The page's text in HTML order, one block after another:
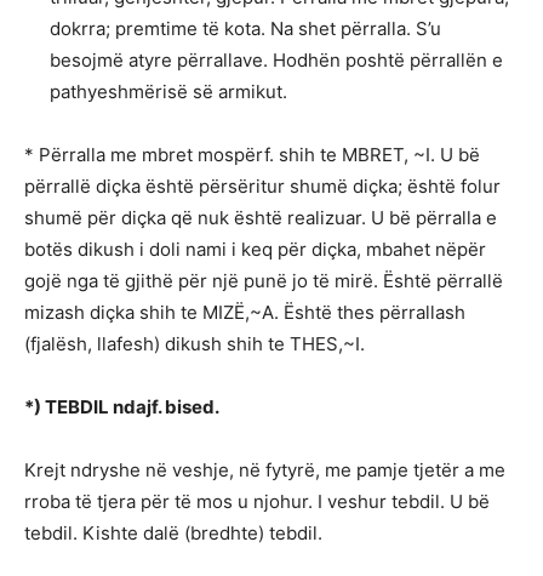
dokrra; premtime të kota. Na shet përralla. S’u
besojmë atyre përrallave. Hodhën poshtë përrallën e
pathyeshmërisë së armikut.
* Përralla me mbret mospërf. shih te MBRET, ~I. U bë
përrallë diçka është përsëritur shumë diçka; është folur
shumë për diçka që nuk është realizuar. U bë përralla e
botës dikush i doli nami i keq për diçka, mbahet nëpër
gojë nga të gjithë për një punë jo të mirë. Është përrallë
mizash diçka shih te MIZË,~A. Është thes përrallash
(fjalësh, llafesh) dikush shih te THES,~I.
*) TEBDIL ndajf. bised.
Krejt ndryshe në veshje, në fytyrë, me pamje tjetër a me
rroba të tjera për të mos u njohur. I veshur tebdil. U bë
tebdil. Kishte dalë (bredhte) tebdil.